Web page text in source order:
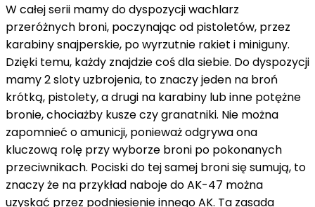
W całej serii mamy do dyspozycji wachlarz
przeróżnych broni, poczynając od pistoletów, przez
karabiny snajperskie, po wyrzutnie rakiet i miniguny.
Dzięki temu, każdy znajdzie coś dla siebie. Do dyspozycji
mamy 2 sloty uzbrojenia, to znaczy jeden na broń
krótką, pistolety, a drugi na karabiny lub inne potężne
bronie, chociażby kusze czy granatniki. Nie można
zapomnieć o amunicji, ponieważ odgrywa ona
kluczową rolę przy wyborze broni po pokonanych
przeciwnikach. Pociski do tej samej broni się sumują, to
znaczy że na przykład naboje do AK-47 można
uzyskać przez podniesienie innego AK. Ta zasada